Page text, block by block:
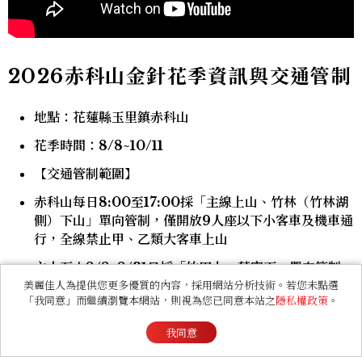
2026赤科山金針花季資訊與交通管制
地點：花蓮縣玉里鎮赤科山
花季時間：8/8~10/11
【交通管制範圍】
赤科山每日8:00至17:00採「主線上山、竹林（竹林湖
側）下山」單向管制，僅開放9人座以下小客車及機車通
行，全線禁止甲、乙類大客車上山
六十石山8/8~8/31日採「竹田上、萬寧下」單向管制，
9月起平日不交管、假日視車流啟動管制。
美麗佳人為提供您更多優質的內容，採用網站分析技術。若您未點選
「我同意」而繼續瀏覽本網站，則視為您已同意本站之隱私權政策 。
我同意